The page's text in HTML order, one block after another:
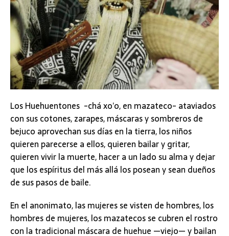
Los Huehuentones -chá xo’o, en mazateco- ataviados
con sus cotones, zarapes, máscaras y sombreros de
bejuco aprovechan sus días en la tierra, los niños
quieren parecerse a ellos, quieren bailar y gritar,
quieren vivir la muerte, hacer a un lado su alma y dejar
que los espíritus del más allá los posean y sean dueños
de sus pasos de baile.
En el anonimato, las mujeres se visten de hombres, los
hombres de mujeres, los mazatecos se cubren el rostro
con la tradicional máscara de huehue —viejo— y bailan